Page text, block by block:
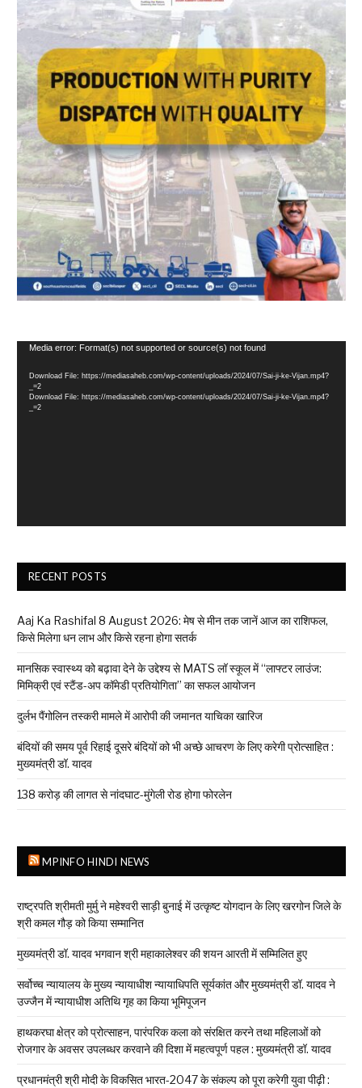
Video
Media error: Format(s) not supported or source(s) not found
Download File: https://mediasaheb.com/wp-content/uploads/2024/07/Sai-ji-ke-Vijan.mp4?
_=2
Download File: https://mediasaheb.com/wp-content/uploads/2024/07/Sai-ji-ke-Vijan.mp4?
_=2
RECENT POSTS
Aaj Ka Rashifal 8 August 2026: मेष से मीन तक जानें आज का राशिफल,
किसे मिलेगा धन लाभ और किसे रहना होगा सतर्क
मानसिक स्वास्थ्य को बढ़ावा देने के उद्देश्य से MATS लॉ स्कूल में “लाफ्टर लाउंज:
मिमिक्री एवं स्टैंड-अप कॉमेडी प्रतियोगिता” का सफल आयोजन
दुर्लभ पैंगोलिन तस्करी मामले में आरोपी की जमानत याचिका खारिज
बंदियों की समय पूर्व रिहाई दूसरे बंदियों को भी अच्छे आचरण के लिए करेगी प्रोत्साहित :
मुख्यमंत्री डॉ. यादव
138 करोड़ की लागत से नांदघाट-मुंगेली रोड होगा फोरलेन
MPINFO HINDI NEWS
राष्ट्रपति श्रीमती मुर्मु ने महेश्वरी साड़ी बुनाई में उत्कृष्ट योगदान के लिए खरगोन जिले के
श्री कमल गौड़ को किया सम्मानित
मुख्यमंत्री डॉ. यादव भगवान श्री महाकालेश्‍वर की शयन आरती में सम्मिलित हुए
सर्वोच्च न्यायालय के मुख्‍य न्‍यायाधीश न्यायाधिपति सूर्यकांत और मुख्यमंत्री डॉ. यादव ने
उज्जैन में न्यायाधीश अतिथि गृह का किया भूमिपूजन
हाथकरघा क्षेत्र को प्रोत्साहन, पारंपरिक कला को संरक्षित करने तथा महिलाओं को
रोजगार के अवसर उपलब्धर करवाने की दिशा में महत्वपूर्ण पहल : मुख्यमंत्री डॉ. यादव
प्रधानमंत्री श्री मोदी के विकसित भारत-2047 के संकल्प को पूरा करेगी युवा पीढ़ी :